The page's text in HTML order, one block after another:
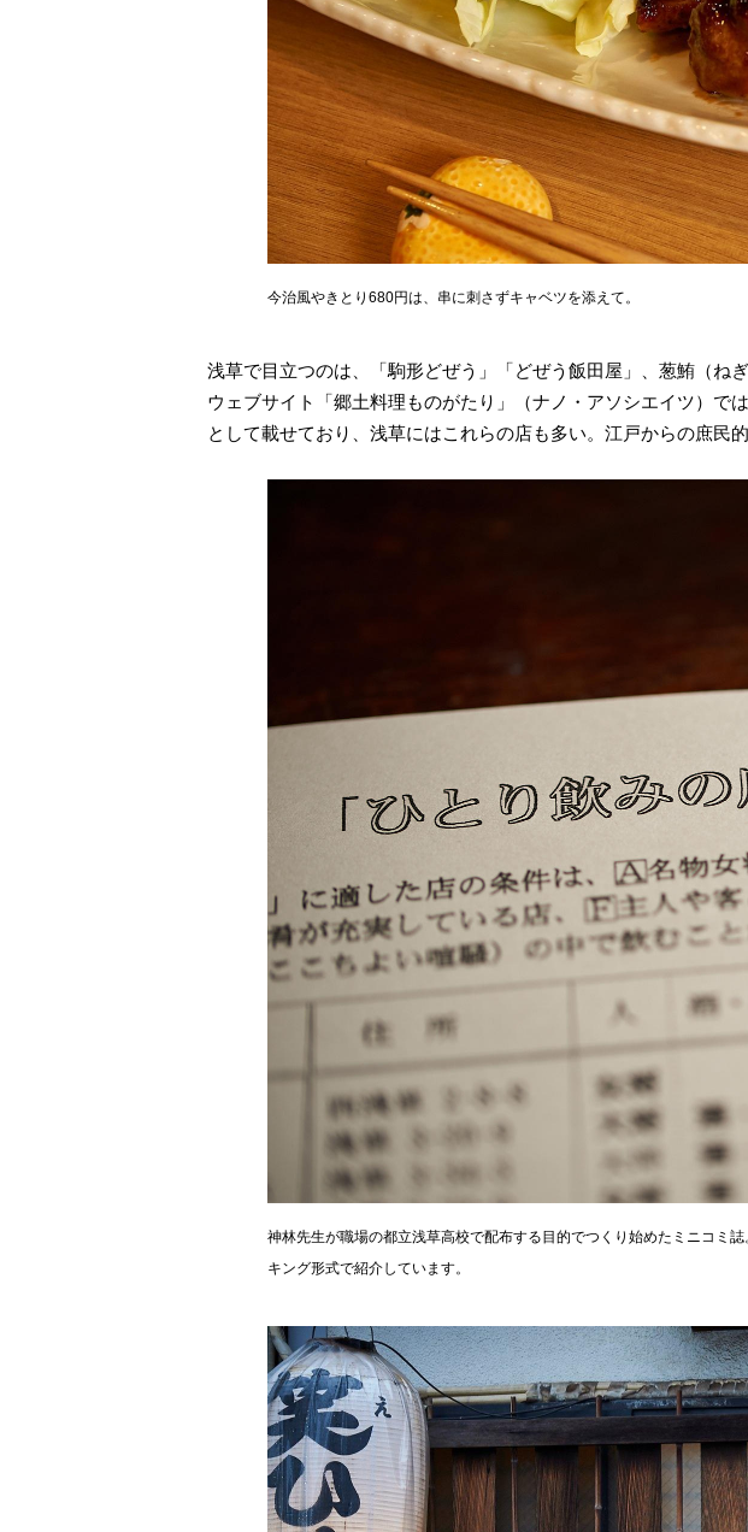
今治風やきとり680円は、串に刺さずキャベツを添えて。
浅草で目立つのは、「駒形どぜう」「どぜう飯田屋」、葱鮪（ね
ウェブサイト「郷土料理ものがたり」（ナノ・アソシエイツ）で
として載せており、浅草にはこれらの店も多い。江戸からの庶民
神林先生が職場の都立浅草高校で配布する目的でつくり始めたミニコミ
キング形式で紹介しています。